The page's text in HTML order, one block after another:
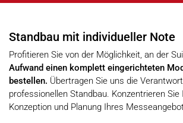
Standbau mit individueller Note
Profitieren Sie von der Möglichkeit, an der
Aufwand einen komplett eingerichteten
bestellen. Übertragen Sie uns die
professionellen Standbau. Konzentrieren
Konzeption und Planung Ihres